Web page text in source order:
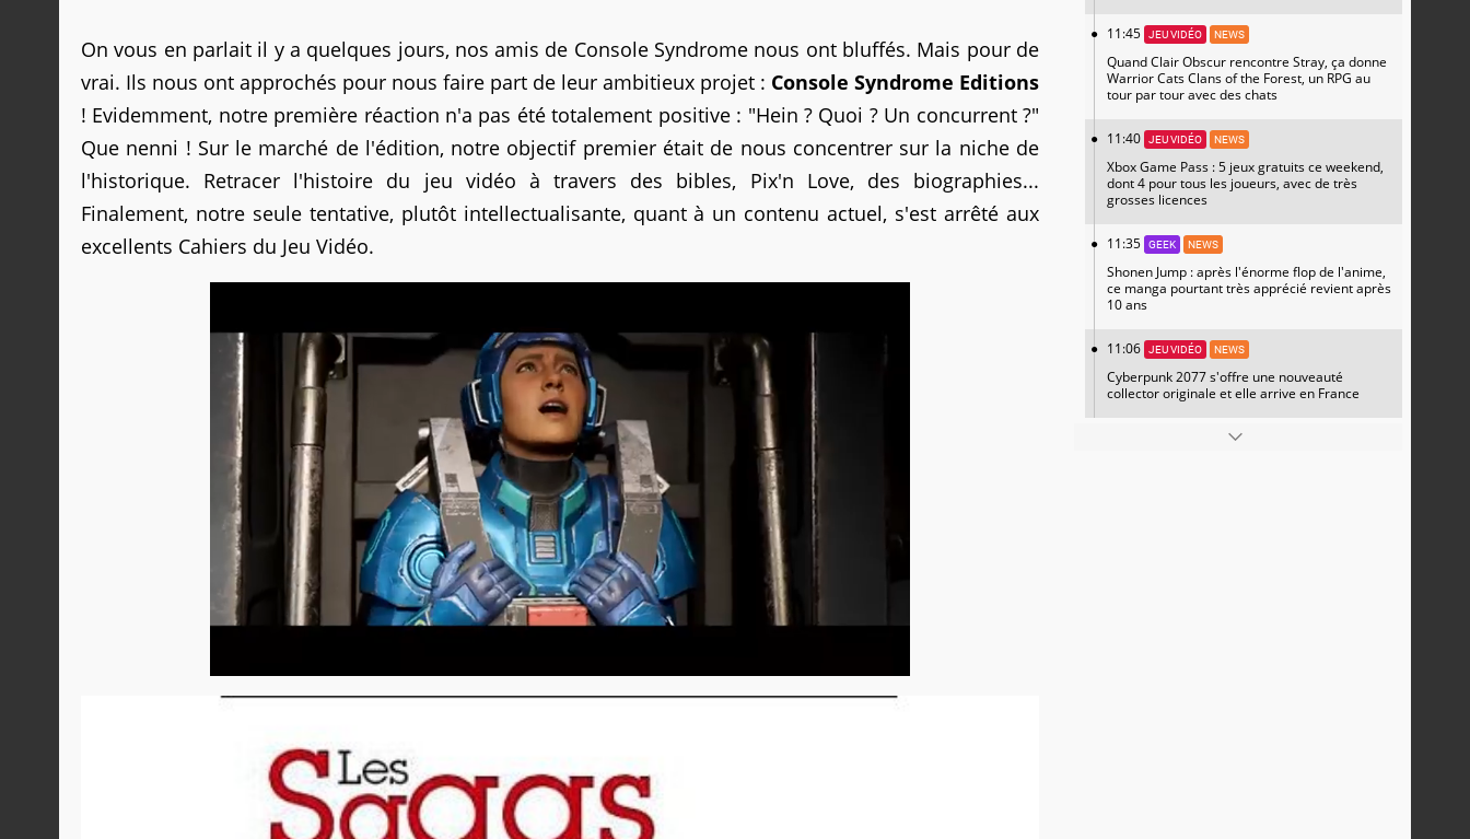
On vous en parlait il y a quelques jours, nos amis de Console Syndrome nous ont bluffés. Mais pour de
vrai. Ils nous ont approchés pour nous faire part de leur ambitieux projet : Console Syndrome Editions
! Evidemment, notre première réaction n'a pas été totalement positive : "Hein ? Quoi ? Un concurrent ?"
Que nenni ! Sur le marché de l'édition, notre objectif premier était de nous concentrer sur la niche de
l'historique. Retracer l'histoire du jeu vidéo à travers des bibles, Pix'n Love, des biographies...
Finalement, notre seule tentative, plutôt intellectualisante, quant à un contenu actuel, s'est arrêté aux
excellents Cahiers du Jeu Vidéo.
11:45 JEU VIDÉO NEWS
Quand Clair Obscur rencontre Stray, ça donne
Warrior Cats Clans of the Forest, un RPG au
tour par tour avec des chats
11:40 JEU VIDÉO NEWS
Xbox Game Pass : 5 jeux gratuits ce weekend,
dont 4 pour tous les joueurs, avec de très
grosses licences
11:35 GEEK NEWS
Shonen Jump : après l'énorme flop de l'anime,
ce manga pourtant très apprécié revient après
10 ans
11:06 JEU VIDÉO NEWS
Cyberpunk 2077 s'offre une nouveauté
collector originale et elle arrive en France